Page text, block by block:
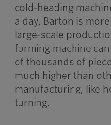
cold-heading
a day, Barton is
large-scale
forming machine
of thousands of
much higher than
manufacturing, like
turning.